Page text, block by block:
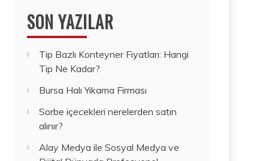
SON YAZILAR
Tip Bazlı Konteyner Fiyatları: Hangi
Tip Ne Kadar?
Bursa Halı Yıkama Firması
Sorbe içecekleri nerelerden satın
alınır?
Alay Medya ile Sosyal Medya ve